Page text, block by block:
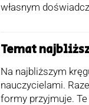
własnym
Temat
Na najbliższym
nauczycielami.
formy przyjmuje.